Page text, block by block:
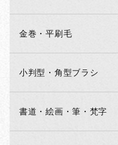
金巻・平刷毛
小判型・角型ブラシ
書道・絵画・筆・梵字